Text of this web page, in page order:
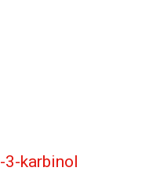
3-karbinol